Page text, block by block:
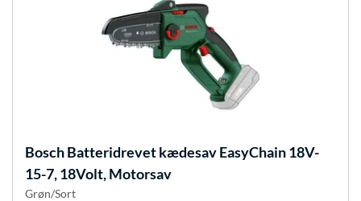
BoschBatteridrevet kædesav EasyChain 18V-
15-7, 18Volt, Motorsav
Grøn/Sort